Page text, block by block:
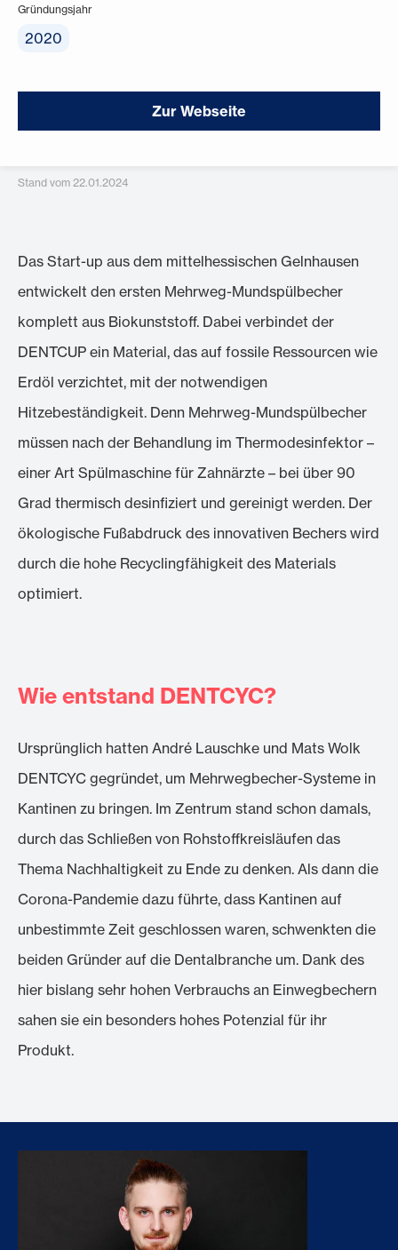
Gründungsjahr
2020
Zur Webseite
Stand vom 22.01.2024
Das Start-up aus dem mittelhessischen Gelnhausen
entwickelt den ersten Mehrweg-Mundspülbecher
komplett aus Biokunststoff. Dabei verbindet der
DENTCUP ein Material, das auf fossile Ressourcen wie
Erdöl verzichtet, mit der notwendigen
Hitzebeständigkeit. Denn Mehrweg-Mundspülbecher
müssen nach der Behandlung im Thermodesinfektor –
einer Art Spülmaschine für Zahnärzte – bei über 90
Grad thermisch desinfiziert und gereinigt werden. Der
ökologische Fußabdruck des innovativen Bechers wird
durch die hohe Recyclingfähigkeit des Materials
optimiert.
Wie entstand DENTCYC?
Ursprünglich hatten André Lauschke und Mats Wolk
DENTCYC gegründet, um Mehrwegbecher-Systeme in
Kantinen zu bringen. Im Zentrum stand schon damals,
durch das Schließen von Rohstoffkreisläufen das
Thema Nachhaltigkeit zu Ende zu denken. Als dann die
Corona-Pandemie dazu führte, dass Kantinen auf
unbestimmte Zeit geschlossen waren, schwenkten die
beiden Gründer auf die Dentalbranche um. Dank des
hier bislang sehr hohen Verbrauchs an Einwegbechern
sahen sie ein besonders hohes Potenzial für ihr
Produkt.